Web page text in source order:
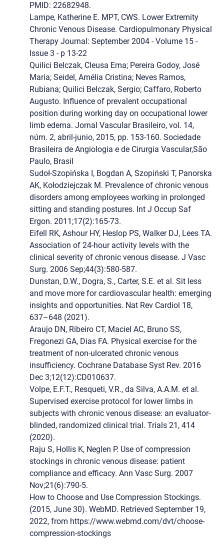
PMID: 22682948.
Lampe, Katherine E. MPT, CWS. Lower Extremity
Chronic Venous Disease. Cardiopulmonary Physical
Therapy Journal: September 2004 - Volume 15 -
Issue 3 - p 13-22
Quilici Belczak, Cleusa Ema; Pereira Godoy, José
Maria; Seidel, Amélia Cristina; Neves Ramos,
Rubiana; Quilici Belczak, Sergio; Caffaro, Roberto
Augusto. Influence of prevalent occupational
position during working day on occupational lower
limb edema. Jornal Vascular Brasileiro, vol. 14,
núm. 2, abril-junio, 2015, pp. 153-160. Sociedade
Brasileira de Angiologia e de Cirurgia Vascular,São
Paulo, Brasil
Sudoł-Szopińska I, Bogdan A, Szopiński T, Panorska
AK, Kołodziejczak M. Prevalence of chronic venous
disorders among employees working in prolonged
sitting and standing postures. Int J Occup Saf
Ergon. 2011;17(2):165-73.
Eifell RK, Ashour HY, Heslop PS, Walker DJ, Lees TA.
Association of 24-hour activity levels with the
clinical severity of chronic venous disease. J Vasc
Surg. 2006 Sep;44(3):580-587.
Dunstan, D.W., Dogra, S., Carter, S.E. et al. Sit less
and move more for cardiovascular health: emerging
insights and opportunities. Nat Rev Cardiol 18,
637–648 (2021).
Araujo DN, Ribeiro CT, Maciel AC, Bruno SS,
Fregonezi GA, Dias FA. Physical exercise for the
treatment of non-ulcerated chronic venous
insufficiency. Cochrane Database Syst Rev. 2016
Dec 3;12(12):CD010637.
Volpe, E.F.T., Resqueti, V.R., da Silva, A.A.M. et al.
Supervised exercise protocol for lower limbs in
subjects with chronic venous disease: an evaluator-
blinded, randomized clinical trial. Trials 21, 414
(2020).
Raju S, Hollis K, Neglen P. Use of compression
stockings in chronic venous disease: patient
compliance and efficacy. Ann Vasc Surg. 2007
Nov;21(6):790-5.
How to Choose and Use Compression Stockings.
(2015, June 30). WebMD. Retrieved September 19,
2022, from https://www.webmd.com/dvt/choose-
compression-stockings